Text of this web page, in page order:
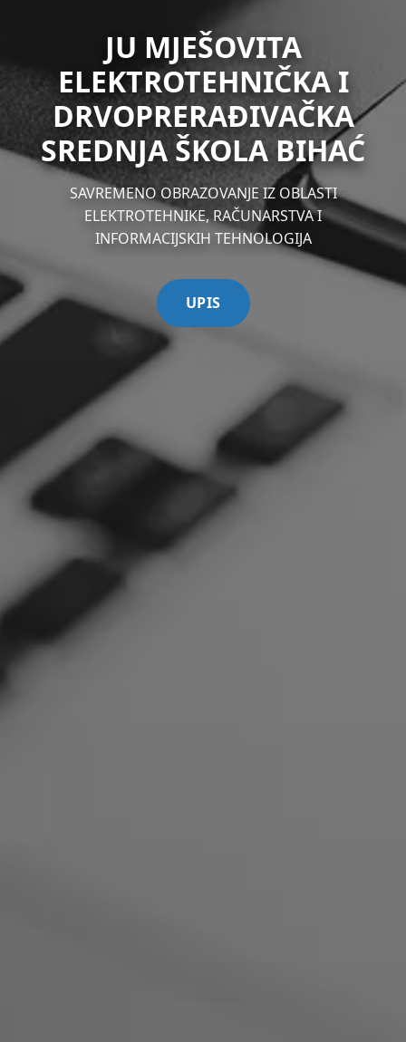
JU MJEŠOVITA
ELEKTROTEHNIČKA I
DRVOPRERAĐIVAČKA
SREDNJA ŠKOLA BIHAĆ
SAVREMENO OBRAZOVANJE IZ OBLASTI
ELEKTROTEHNIKE, RAČUNARSTVA I
INFORMACIJSKIH TEHNOLOGIJA
UPIS